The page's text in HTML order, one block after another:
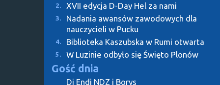
2. XVII edycja D-Day Hel za nami
3.
Nadania awansów zawodowych dla
nauczycieli w Pucku
4. Biblioteka Kaszubska w Rumi otwarta
5. W Luzinie odbyło się Święto Plonów
Gość dnia
Dj Endi NDZ i Borys